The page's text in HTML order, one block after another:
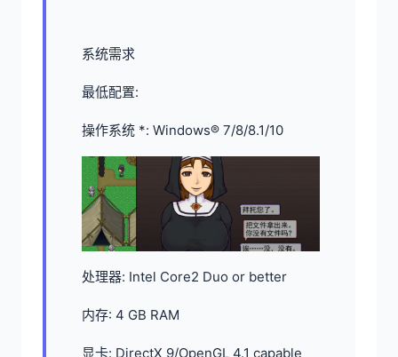
系统需求
最低配置:
操作系统 *: Windows® 7/8/8.1/10
处理器: Intel Core2 Duo or better
内存: 4 GB RAM
显卡: DirectX 9/OpenGL 4.1 capable